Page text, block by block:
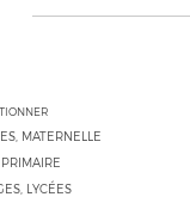
MATERNELLE
PRIMAIRE
LYCÉES